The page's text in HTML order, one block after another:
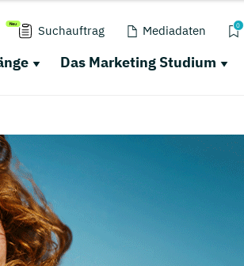
Suchauftrag Mediadaten 0
Das Marketing Studium